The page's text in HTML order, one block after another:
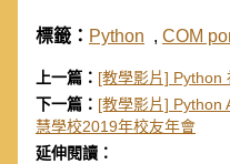
標籤： Python , COM
上一篇： [教學影片] Python
下一篇： [教學影片] Python
慧學校2019年校友年會
延伸閱讀：